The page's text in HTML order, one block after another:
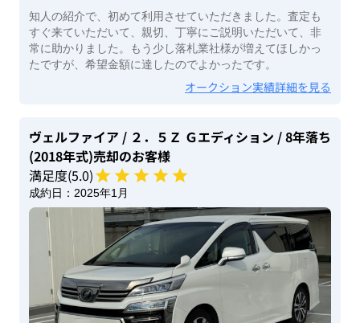
知人の紹介で、初めて利用させていただきました。査定も
すぐ来ていただいて、親切、丁寧にご説明いただいて、非
常に助かりました。もう少し落札業社様が増えてほしかっ
たですが、希望金額に達したのでよかったです。
オークション実績詳細を見る
ヴェルファイア / ２．５Ｚ Ｇエディション / 8年落ち
(2018年式)売却のお客様
満足度(5.0)
成約日： 2025年1月